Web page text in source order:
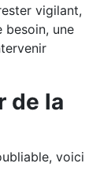
vigilant,
besoin, une
de la
voici